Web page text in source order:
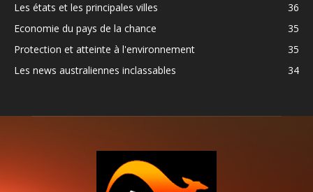
Les états et les principales villes
36
Economie du pays de la chance
35
Protection et atteinte à l'environnement
35
Les news australiennes inclassables
34